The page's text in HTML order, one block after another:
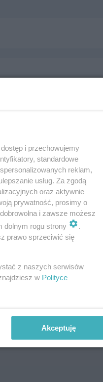
i przechowujemy
standardowe
reklam,
usług. Za zgodą
oraz aktywnie
prywatność, prosimy o
i zawsze możesz
dolnym rogu strony
.
prawo sprzeciwić się
z naszych serwisów
w Polityce
Akceptuję